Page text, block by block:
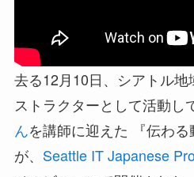
去る12月10日、シアトル
ストラクターとして活動し
んを講師に迎えた 『伝わ
が、 Seattle IT Japanese